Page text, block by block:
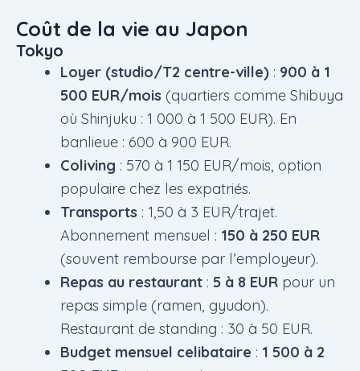
Coût de la vie au Japon
Tokyo
Loyer (studio/T2 centre-ville): 900 à 1
500 EUR/mois(quartiers comme Shibuya
où Shinjuku : 1 000 à 1 500 EUR). En
banlieue : 600 à 900 EUR.
Coliving : 570 à 1 150 EUR/mois, option
populaire chez les expatriés.
Transports: 1,50 à 3 EUR/trajet.
Abonnement mensuel : 150 à 250 EUR
(souvent rembourse par l’employeur).
Repas au restaurant: 5 à 8 EURpour un
repas simple (ramen, gyudon).
Restaurant de standing : 30 à 50 EUR.
Budget mensuel celibataire: 1 500 à 2